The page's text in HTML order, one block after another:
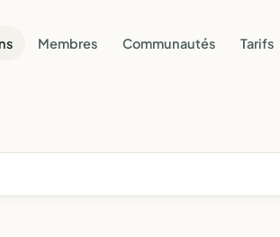
Membres Communautés Tarifs